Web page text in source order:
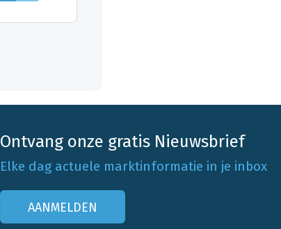
Ontvang onze gratis Nieuwsbrief
Elke dag actuele marktinformatie in je inbox
AANMELDEN